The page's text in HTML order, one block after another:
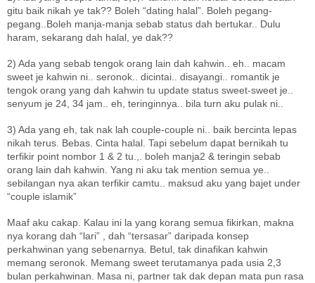
gitu baik nikah ye tak?? Boleh “dating halal”. Boleh pegang-
pegang..Boleh manja-manja sebab status dah bertukar.. Dulu
haram, sekarang dah halal, ye dak??
2) Ada yang sebab tengok orang lain dah kahwin.. eh.. macam
sweet je kahwin ni.. seronok.. dicintai.. disayangi.. romantik je
tengok orang yang dah kahwin tu update status sweet-sweet je..
senyum je 24, 34 jam.. eh, teringinnya.. bila turn aku pulak ni..
3) Ada yang eh, tak nak lah couple-couple ni.. baik bercinta lepas
nikah terus. Bebas. Cinta halal. Tapi sebelum dapat bernikah tu
terfikir point nombor 1 & 2 tu.,. boleh manja2 & teringin sebab
orang lain dah kahwin. Yang ni aku tak mention semua ye..
sebilangan nya akan terfikir camtu.. maksud aku yang bajet under
“couple islamik”
Maaf aku cakap. Kalau ini la yang korang semua fikirkan, makna
nya korang dah “lari” , dah “tersasar” daripada konsep
perkahwinan yang sebenarnya. Betul, tak dinafikan kahwin
memang seronok. Memang sweet terutamanya pada usia 2,3
bulan perkahwinan. Masa ni, partner tak dak depan mata pun rasa